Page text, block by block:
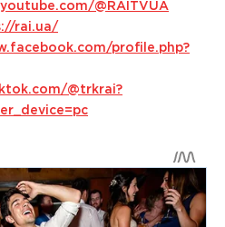
@RAITVUA
rai.ua/
profile.php?
@trkrai?